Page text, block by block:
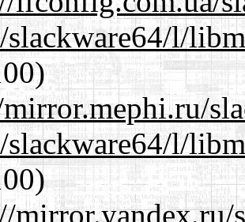
slackware64/l/
slackware64/l/
mirror.yandex.ru/